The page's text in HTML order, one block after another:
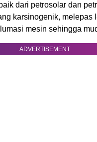
dari petrosolar dan
karsinogenik, melepas
mesin sehingga
ADVERTISEMENT